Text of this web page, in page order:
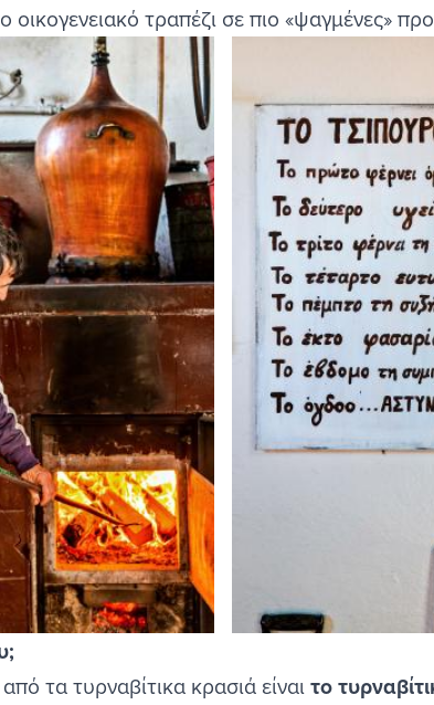
οικογενειακό τραπέζι σε πιο «ψαγμένες»
τα τυρναβίτικα κρασιά είναιτο